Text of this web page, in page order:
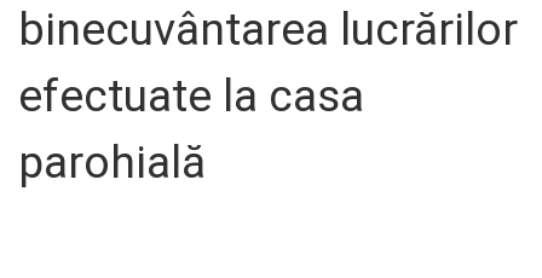
binecuvântarea lucrărilor
efectuate la casa
parohială